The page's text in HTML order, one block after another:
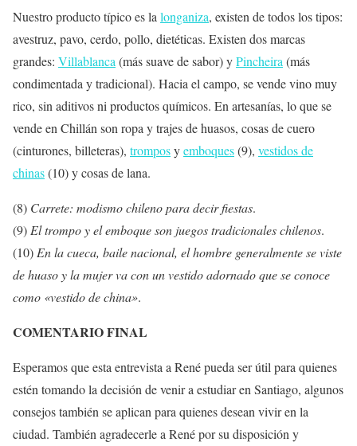
Nuestro producto típico es la longaniza, existen de todos los tipos:
avestruz, pavo, cerdo, pollo, dietéticas. Existen dos marcas
grandes: Villablanca (más suave de sabor) yPincheira (más
condimentada y tradicional). Hacia el campo, se vende vino muy
rico, sin aditivos ni productos químicos. En artesanías, lo que se
vende en Chillán son ropa y trajes de huasos, cosas de cuero
(cinturones, billeteras), tromposyemboques(9), vestidos de
chinas(10) y cosas de lana.
(8) Carrete: modismo chileno para decir fiestas.
(9) El trompo y el emboque son juegos tradicionales chilenos.
(10) En la cueca, baile nacional, el hombre generalmente se viste
de huaso y la mujer va con un vestido adornado que se conoce
como «vestido de china».
COMENTARIO FINAL
Esperamos que esta entrevista a René pueda ser útil para quienes
estén tomando la decisión de venir a estudiar en Santiago, algunos
consejos también se aplican para quienes desean vivir en la
ciudad. También agradecerle a René por su disposición y